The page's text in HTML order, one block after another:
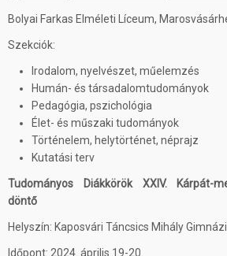
Bolyai Farkas Elméleti Líceum,
Szekciók:
Irodalom, nyelvészet, műelemzés
Humán- és társadalomtudományok
Pedagógia, pszichológia
Élet- és műszaki tudományok
Történelem, helytörténet, néprajz
Kutatási terv
Tudományos Diákkörök XXIV. Kárpát-
döntő
Helyszín: Kaposvári Táncsics Mihály
Időpont: 2024. április 19-20.